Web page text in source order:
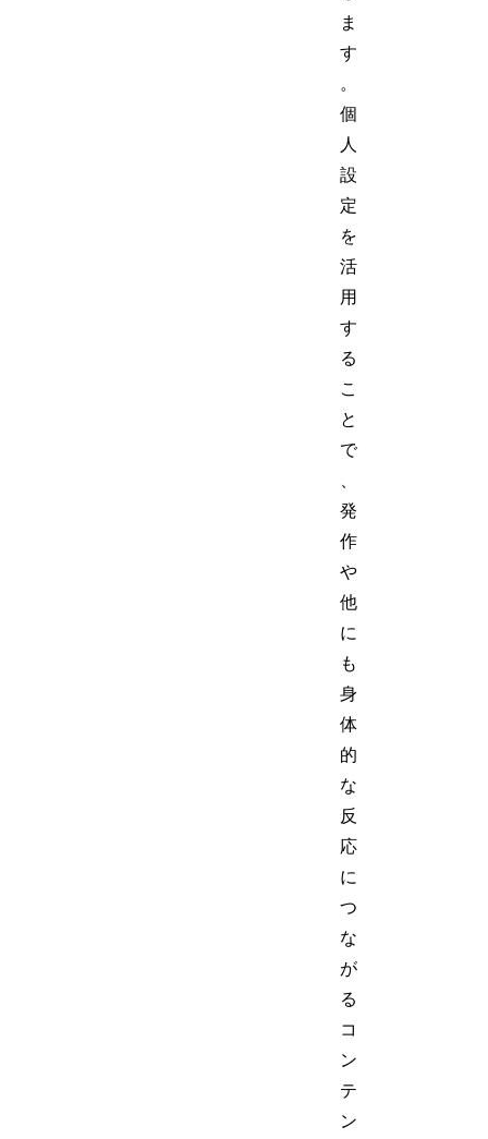
ま
す
。
個
人
設
定
を
活
用
す
る
こ
と
で
発
作
や
他
に
も
身
体
的
な
反
応
に
つ
な
が
る
コ
ン
テ
ン